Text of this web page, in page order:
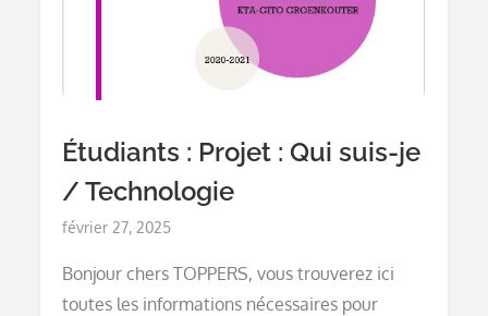
Étudiants : Projet : Qui suis-je
/ Technologie
Posted
février 27, 2025
Bonjour chers TOPPERS, vous trouverez ici
toutes les informations nécessaires pour